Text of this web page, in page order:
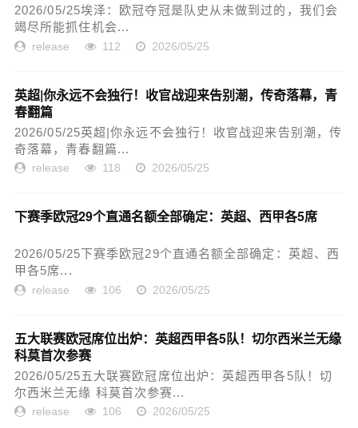
2026/05/25埃泽：欧冠夺冠是队史从未做到过的，我们会
竭尽所能抓住机会...
release 112 2026/05/25
英超|你永远不会独行！收官战迎来告别潮，传奇落幕，青
春翻篇
2026/05/25英超|你永远不会独行！收官战迎来告别潮，传
奇落幕，青春翻篇...
release 118 2026/05/25
下赛季欧冠29个直通名额全部确定：英超、西甲各5席
2026/05/25下赛季欧冠29个直通名额全部确定：英超、西
甲各5席...
release 106 2026/05/25
五大联赛欧冠席位出炉：英超西甲各5队！切尔西米兰无缘
科莫首次参赛
2026/05/25五大联赛欧冠席位出炉：英超西甲各5队！切
尔西米兰无缘 科莫首次参赛...
release 106 2026/05/25